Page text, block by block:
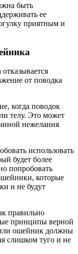
быть
ее
приятным и
от поводка
когда поводок
телу. Это может
нежелания
использовать
будет более
попробовать
которые
и не будут
правильно
принципы верной
ошейник должны
слишком туго и не